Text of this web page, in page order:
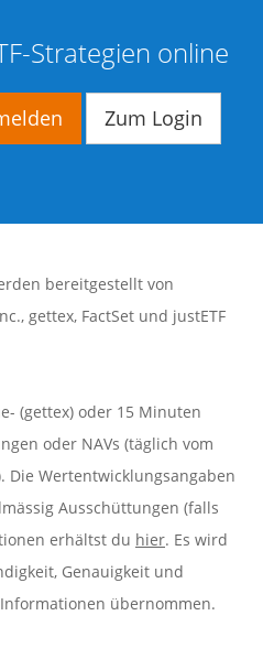
Strategien online
Zum Login
bereitgestellt von
, gettex, FactSet und justETF
(gettex) oder 15 Minuten
oder NAVs (täglich vom
Die Wertentwicklungsangaben
Ausschüttungen (falls
erhältst du hier. Es wird
Genauigkeit und
übernommen.